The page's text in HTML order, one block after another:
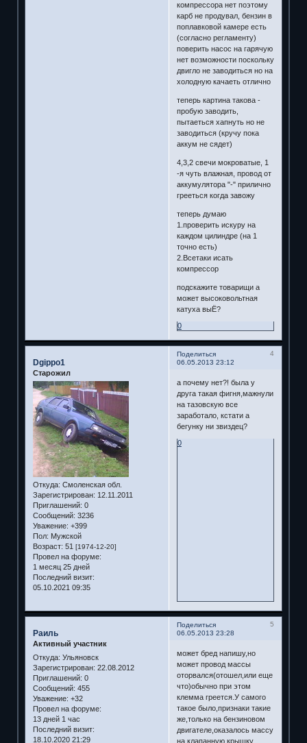
компрессора нет поэтому
карб не продувал, бензин в
поплавковой камере есть
(согласно регламенту)
поверить насос на гарячую
нет возможности поскольку
двигло не заводиться но на
холодную качаеть отлично
теперь картина такова -
пробую заводить,
пытаеться хапнуть но не
заводиться (кручу пока
аккум не сядет)
4,3,2 свечи мокроватые, 1
-я чуть влажная, провод от
аккумулятора "-" прилично
грееться когда завожу
теперь думаю
1.проверить искуру на
каждом цилиндре (на 1
точно есть)
2.Всетаки исать
компрессор
подскажите товарищи а
может высоковольтная
катуха выЁ?
0
Поделиться
4
06.05.2013 23:12
Dgippo1
Старожил
Откуда: Смоленская обл.
Зарегистрирован: 12.11.2011
Приглашений: 0
Сообщений: 3236
Уважение: +399
Пол: Мужской
Возраст: 51 [1974-12-20]
Провел на форуме:
1 месяц 25 дней
Последний визит:
05.10.2021 09:35
а почему нет?! была у
друга такая фигня,мажнули
на тазовскую все
заработало, кстати а
бегунку ни звиздец?
0
Поделиться
5
06.05.2013 23:28
Раиль
Активный участник
Откуда: Ульяновск
Зарегистрирован: 22.08.2012
Приглашений: 0
Сообщений: 455
Уважение: +32
Провел на форуме:
13 дней 1 час
Последний визит:
18.10.2020 21:29
может бред напишу,но
может провод массы
оторвался(отошел,или еще
что)обычно при этом
клемма греется.У самого
такое было,признаки такие
же,только на бензиновом
двигателе,оказалось массу
на клапанную крышку